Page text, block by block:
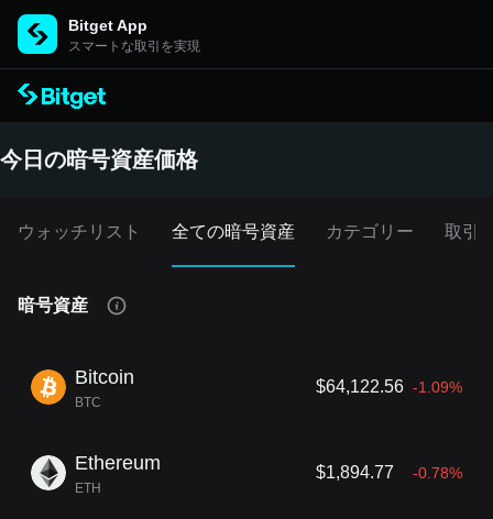
Bitget App
スマートな取引を実現
今日の暗号資産価格
ウォッチリスト 全ての暗号資産 カテゴリー 取引
暗号資産
Bitcoin
BTC
$64,122.56 -1.09%
Ethereum
ETH
$1,894.77 -0.78%